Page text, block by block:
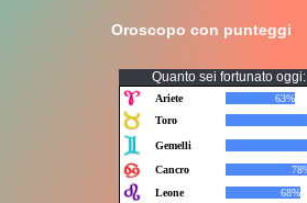
Oroscopo con punteggi
Quanto sei fortunato oggi: